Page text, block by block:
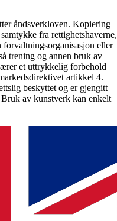
åndsverkloven. Kopiering
fra rettighetshaverne,
eller
trening og annen bruk av
et uttrykkelig forbehold
artikkel 4.
beskyttet og er gjengitt
av kunstverk kan enkelt